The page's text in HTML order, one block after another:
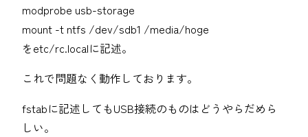
modprobe usb-storage
mount -t ntfs /dev/sdb1 /media/hoge
をetc/rc.localに記述。
これで問題なく動作しております。
fstabに記述してもUSB接続のものはどうやらだめら
しい。